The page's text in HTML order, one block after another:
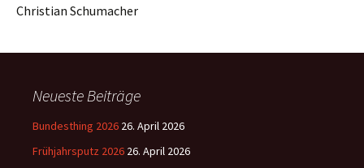
Christian Schumacher
Neueste Beiträge
Bundesthing 2026 26. April 2026
Frühjahrsputz 2026 26. April 2026